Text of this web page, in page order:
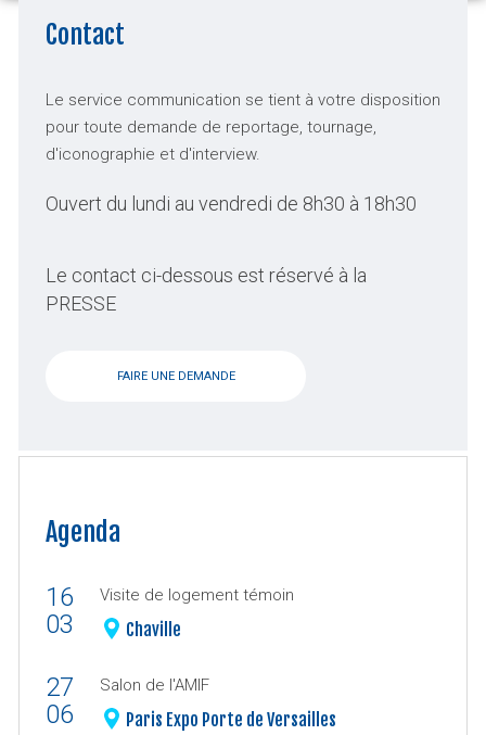
Contact
Le service communication se tient à votre disposition
pour toute demande de reportage, tournage,
d'iconographie et d'interview.
Ouvert du lundi au vendredi de 8h30 à 18h30
Le contact ci-dessous est réservé à la
PRESSE
FAIRE UNE DEMANDE
Agenda
16
03
Visite de logement témoin
Chaville
27
06
Salon de l'AMIF
Paris Expo Porte de Versailles